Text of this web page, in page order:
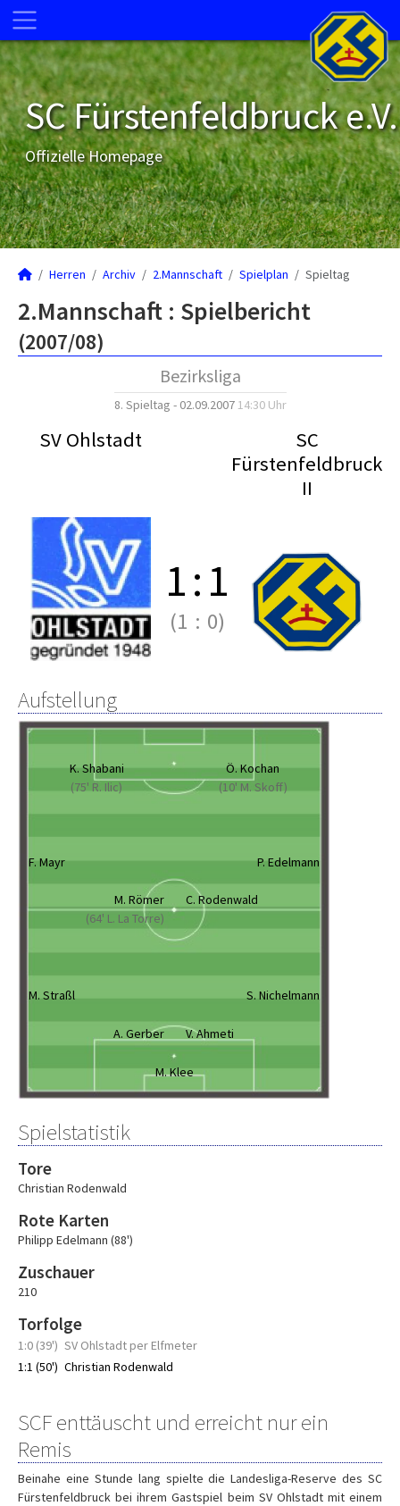
SC Fürstenfeldbruck e.V.
Offizielle Homepage
Herren Archiv 2.Mannschaft Spielplan Spieltag
2.Mannschaft : Spielbericht
(2007/08)
Bezirksliga
8. Spieltag - 02.09.2007 14:30 Uhr
SV Ohlstadt
SC
Fürstenfeldbruck
II
1:1
(1 : 0)
Aufstellung
K. Shabani
(75' R. Ilic)
Ö. Kochan
(10' M. Skoff)
F. Mayr P. Edelmann
M. Römer
(64' L. La Torre)
C. Rodenwald
M. Straßl S. Nichelmann
A. Gerber V. Ahmeti
M. Klee
Spielstatistik
Tore
Christian Rodenwald
Rote Karten
Philipp Edelmann (88')
Zuschauer
210
Torfolge
1:0 (39') SV Ohlstadt per Elfmeter
1:1 (50') Christian Rodenwald
SCF enttäuscht und erreicht nur ein
Remis
Beinahe eine Stunde lang spielte die Landesliga-Reserve des SC
Fürstenfeldbruck bei ihrem Gastspiel beim SV Ohlstadt mit einem